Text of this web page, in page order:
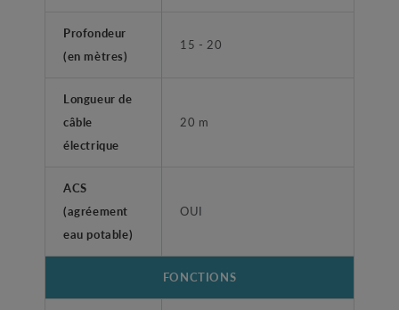
Profondeur
(en mètres)
15 - 20
Longueur de
câble
électrique
20 m
ACS
(agréement
eau potable)
OUI
FONCTIONS